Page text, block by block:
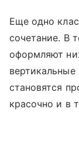
Еще одно
сочетание. В
оформляют
становятся
красочно и в